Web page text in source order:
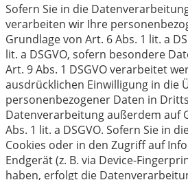
Sofern Sie in die
verarbeiten wir Ihre
Grundlage von Art. 6 Abs. 1 lit. a
lit. a DSGVO, sofern besondere
Art. 9 Abs. 1 DSGVO verarbeitet
ausdrücklichen Einwilligung in die
personenbezogener Daten in
Datenverarbeitung außerdem auf
Abs. 1 lit. a DSGVO. Sofern Sie in
Cookies oder in den Zugriff auf
Endgerät (z. B. via Device-
haben, erfolgt die